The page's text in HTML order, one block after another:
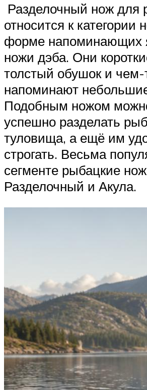
Разделочный нож для
относится к категории
форме напоминающих
ножи дэба. Они
толстый обушок и чем-
напоминают
Подобным ножом
успешно разделать
туловища, а ещё им
строгать. Весьма
сегменте рыбацкие
Разделочный и Акула.